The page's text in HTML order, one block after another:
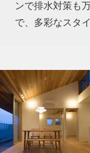
ンで排水対策も
で、多彩なスタ